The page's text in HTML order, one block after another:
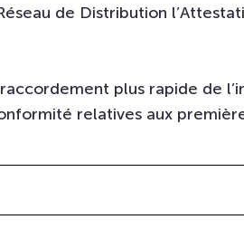
de Distribution
plus rapide de
relatives aux